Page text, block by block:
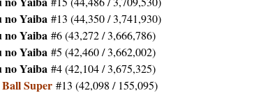
no Yaiba #13 (44,350 / 3,741,930)
no Yaiba #6 (43,272 / 3,666,786)
no Yaiba #5 (42,460 / 3,662,002)
no Yaiba #4 (42,104 / 3,675,325)
Super #13 (42,098 / 155,095)